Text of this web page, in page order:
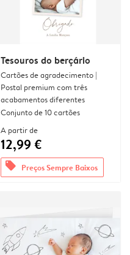
Tesouros do berçário
Cartões de agradecimento |
Postal premium com três
acabamentos diferentes
Conjunto de 10 cartões
A partir de
12,99 €
offers Preços Sempre Baixos